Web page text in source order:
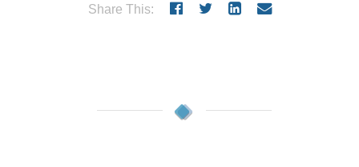
Share This: